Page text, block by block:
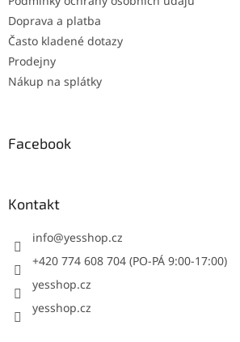
Doprava a platba
Často kladené dotazy
Prodejny
Nákup na splátky
Facebook
Kontakt
info@yesshop.cz
+420 774 608 704 (PO-PÁ 9:00-17:00)
yesshop.cz
yesshop.cz